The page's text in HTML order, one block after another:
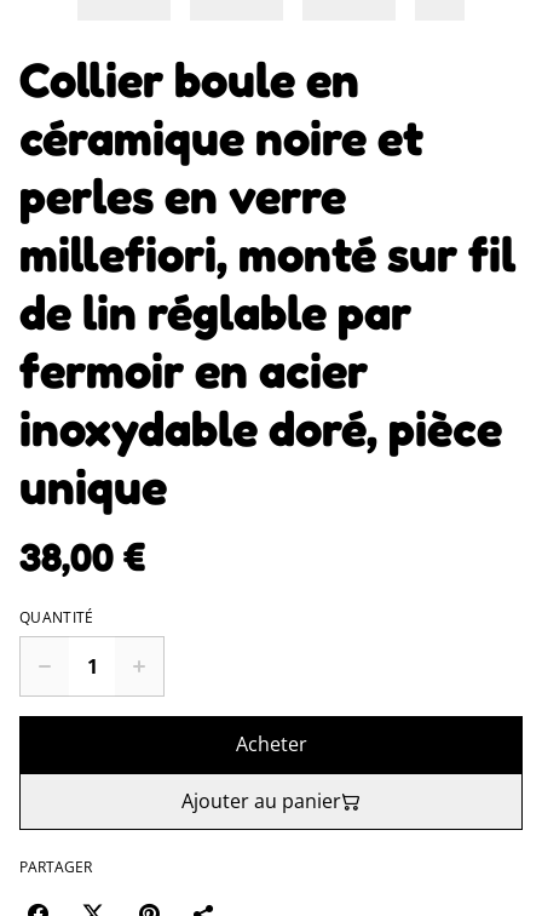
Collier boule en
céramique noire et
perles en verre
millefiori, monté sur fil
de lin réglable par
fermoir en acier
inoxydable doré, pièce
unique
38,00 €
QUANTITÉ
Acheter
Ajouter au panier
PARTAGER